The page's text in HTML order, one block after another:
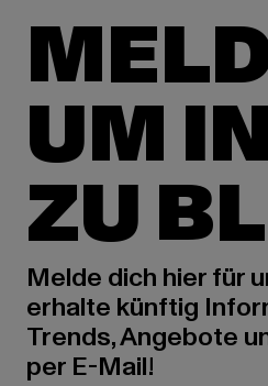
UM
ZU
Melde dich hier für
erhalte künftig
Trends, Angebote
per E-Mail!